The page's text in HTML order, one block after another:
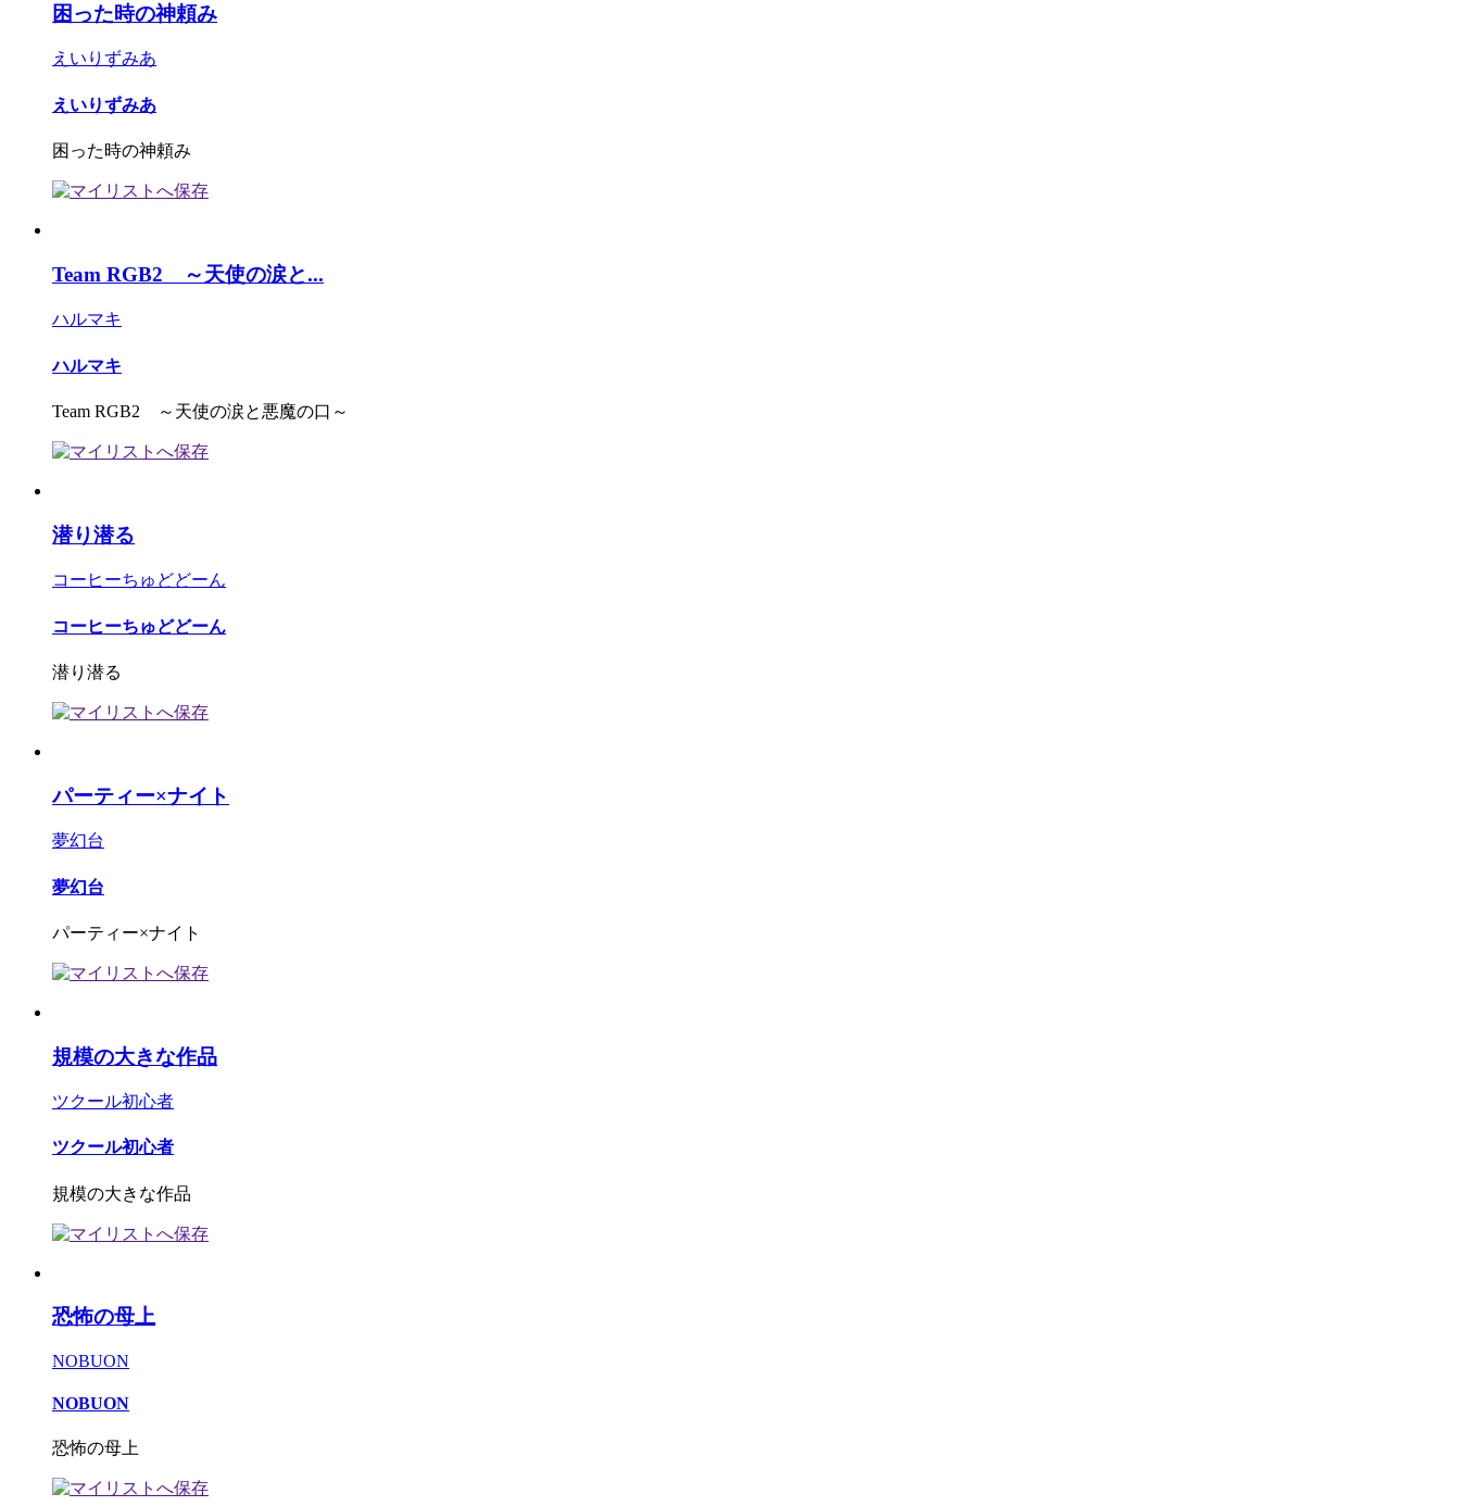
困った時の神頼み
えいりずみあ
えいりずみあ
困った時の神頼み
Team RGB2 ～天使の涙と...
ハルマキ
ハルマキ
Team RGB2 ～天使の涙と悪魔の口～
潜り潜る
コーヒーちゅどどーん
コーヒーちゅどどーん
潜り潜る
パーティー×ナイト
夢幻台
夢幻台
パーティー×ナイト
規模の大きな作品
ツクール初心者
ツクール初心者
規模の大きな作品
恐怖の母上
NOBUON
NOBUON
恐怖の母上